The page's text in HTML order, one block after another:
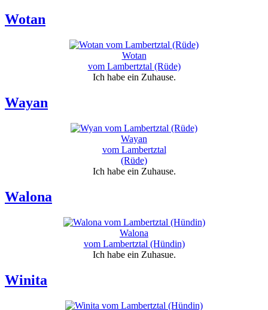
Wotan
Wotan
vom Lambertztal (Rüde)
Ich habe ein Zuhause.
Wayan
Wayan
vom Lambertztal
(Rüde)
Ich habe ein Zuhause.
Walona
Walona
vom Lambertztal (Hündin)
Ich habe ein Zuhasue.
Winita